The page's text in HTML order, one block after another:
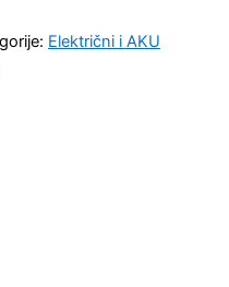
Električni i AKU